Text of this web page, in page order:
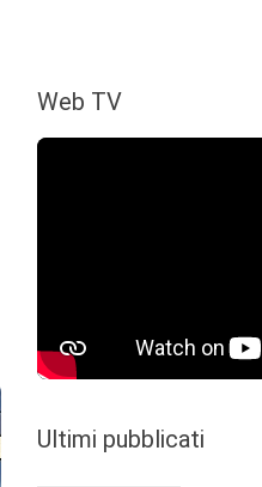
Web TV
Ultimi pubblicati